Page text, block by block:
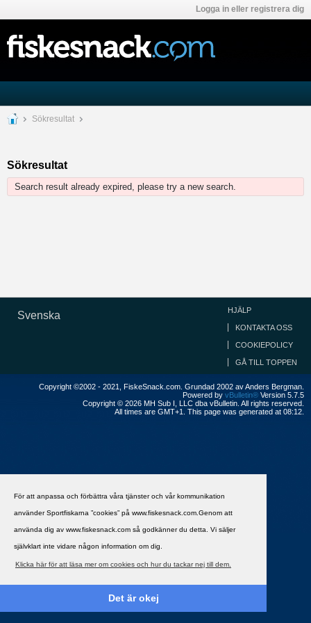
För att anpassa och förbättra våra tjänster och vår kommunikation
använder Sportfiskarna ”cookies” på www.fiskesnack.com.Genom att
använda dig av www.fiskesnack.com så godkänner du detta. Vi säljer
självklart inte vidare någon information om dig.
Klicka här för att läsa mer om cookies och hur du tackar nej till dem.
Det är okej
Logga in eller registrera dig
Sökresultat
Sökresultat
Search result already expired, please try a new search.
Svenska HJÄLP
KONTAKTA OSS
COOKIEPOLICY
GÅ TILL TOPPEN
Copyright ©2002 - 2021, FiskeSnack.com. Grundad 2002 av Anders Bergman.
Powered by vBulletin® Version 5.7.5
Copyright © 2026 MH Sub I, LLC dba vBulletin. All rights reserved.
All times are GMT+1. This page was generated at 08:12.